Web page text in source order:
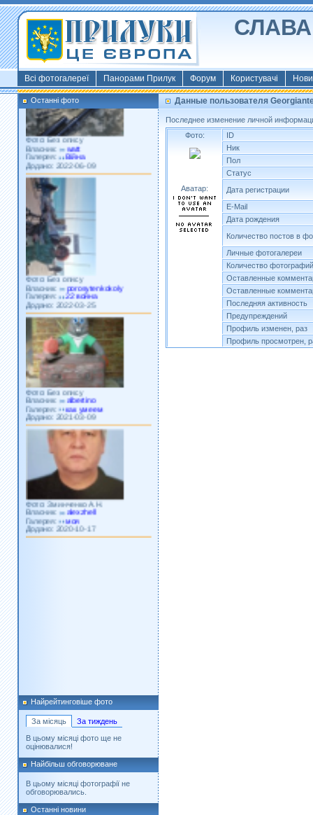
СЛАВА
Всі фотогалереї Панорами Прилук Форум Користувачі
Останні фото
Фото: Київ 2022
Власник:
morsresistis
Галерея:
Templates
Додано: 2022-11-13
Фото: Без опису
Власник:
watt
Галерея:
Війна
Додано: 2022-06-09
Фото: Без опису
Власник:
porosytenkokoly
Галерея:
22 война
Додано: 2022-03-25
Фото: Без опису
Власник:
albertino
Галерея:
как умеем
Додано: 2021-03-09
Власник:
alexzhell
Галерея:
моя
Додано: 2020-10-17
Найрейтинговіше фото
За місяць
За тиждень
В цьому місяці фото ще не
оцінювалися!
Найбільш обговорюване
В цьому місяці фотографії не
обговорювались.
Останні новини
Данные пользователя
Последнее изменение личной
Фото:
Аватар:
ID
Ник
Пол
Статус
Дата регистрации
E-Mail
Дата рождения
Количество постов в
Личные фотогалереи
Количество фотографий
Оставленные
Оставленные
Последняя активность
Предупреждений
Профиль изменен, раз
Профиль просмотрен,